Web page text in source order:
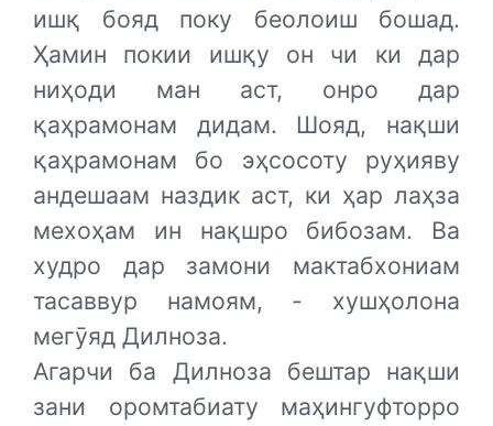
ишқ бояд поку беолоиш бошад.
Ҳамин покии ишқу он чи ки дар
ниҳоди ман аст, онро дар
қаҳрамонам дидам. Шояд, нақши
қаҳрамонам бо эҳсосоту руҳияву
андешаам наздик аст, ки ҳар лаҳза
мехоҳам ин нақшро бибозам. Ва
худро дар замони мактабхониам
тасаввур намоям, - хушҳолона
мегӯяд Дилноза.
Агарчи ба Дилноза бештар нақши
зани оромтабиату маҳингуфторро